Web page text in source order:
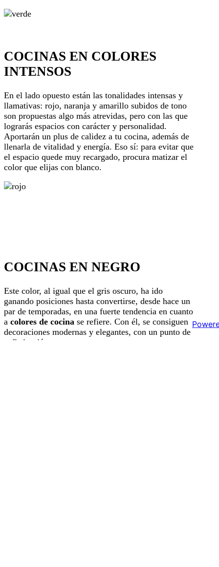
COCINAS EN COLORES
INTENSOS
En el lado opuesto están las tonalidades intensas y
llamativas: rojo, naranja y amarillo subidos de tono
son propuestas algo más atrevidas, pero con las que
lograrás espacios con carácter y personalidad.
Aportarán un plus de calidez a tu cocina, además de
llenarla de vitalidad y energía. Eso sí: para evitar que
el espacio quede muy recargado, procura matizar el
color que elijas con blanco.
COCINAS EN NEGRO
Este color, al igual que el gris oscuro, ha ido
ganando posiciones hasta convertirse, desde hace un
par de temporadas, en una fuerte tendencia en cuanto
a colores de cocina se refiere. Con él, se consiguen
decoraciones modernas y elegantes, con un punto de
sofisticación.